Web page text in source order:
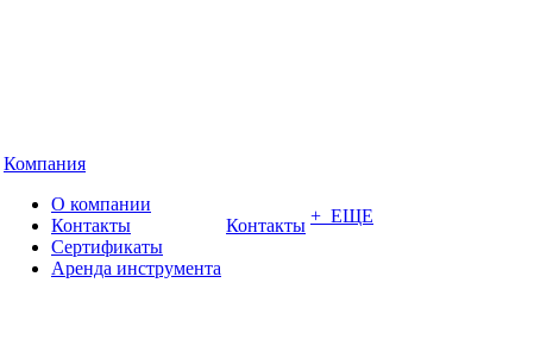
Компания
О компании
Контакты
Сертификаты
Аренда инструмента
Контакты + ЕЩЕ